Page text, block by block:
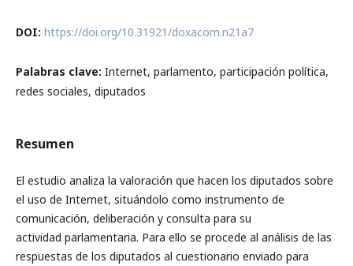
DOI: https://doi.org/10.31921/doxacom.n21a7
Palabras clave: Internet, parlamento, participación política,
redes sociales, diputados
Resumen
El estudio analiza la valoración que hacen los diputados sobre
el uso de Internet, situándolo como instrumento de
comunicación, deliberación y consulta para su
actividad parlamentaria. Para ello se procede al análisis de las
respuestas de los diputados al cuestionario enviado para